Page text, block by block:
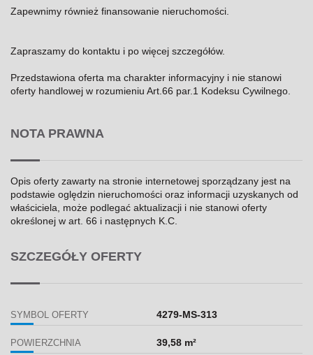
Zapewnimy również finansowanie nieruchomości.
Zapraszamy do kontaktu i po więcej szczegółów.
Przedstawiona oferta ma charakter informacyjny i nie stanowi
oferty handlowej w rozumieniu Art.66 par.1 Kodeksu Cywilnego.
NOTA PRAWNA
Opis oferty zawarty na stronie internetowej sporządzany jest na
podstawie oględzin nieruchomości oraz informacji uzyskanych od
właściciela, może podlegać aktualizacji i nie stanowi oferty
określonej w art. 66 i następnych K.C.
SZCZEGÓŁY OFERTY
SYMBOL OFERTY 4279-MS-313
POWIERZCHNIA 39,58 m²